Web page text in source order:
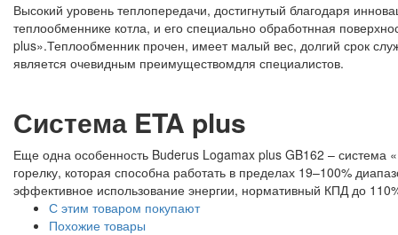
Высокий уровень теплопередачи, достигнутый благодаря
теплообменнике котла, и его специально обработнная
plus».Теплообменник прочен, имеет малый вес, долгий срок
является очевидным преимуществомдля специалистов.
Система ETA plus
Еще одна особенность Buderus Logamax plus GB162 –
горелку, которая способна работать в пределах 19–100%
эффективное использование энергии, нормативный КПД до
С этим товаром покупают
Похожие товары